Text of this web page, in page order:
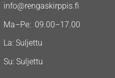
info@rengaskirppis.fi
Ma–Pe: 09.00–17.00
La: Suljettu
Su: Suljettu